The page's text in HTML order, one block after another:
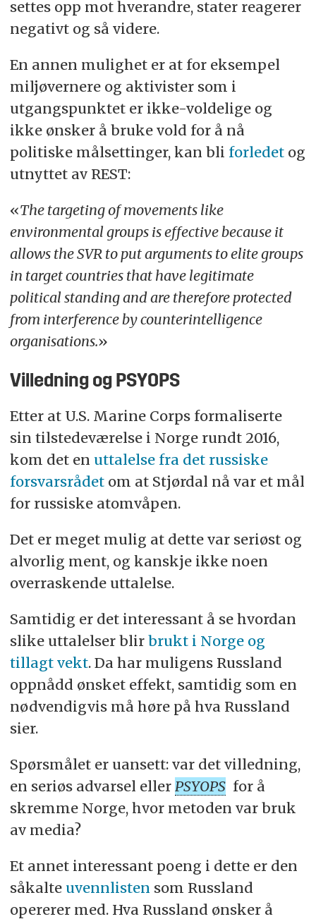
settes opp mot hverandre, stater reagerer
negativt og så videre.
En annen mulighet er at for eksempel
miljøvernere og aktivister som i
utgangspunktet er ikke-voldelige og
ikke ønsker å bruke vold for å nå
politiske målsettinger, kan bli forledetog
utnyttet av REST:
«The targeting of movements like
environmental groups is effective because it
allows the SVR to put arguments to elite groups
in target countries that have legitimate
political standing and are therefore protected
from interference by counterintelligence
organisations.»
Villedning og PSYOPS
Etter at U.S. Marine Corps formaliserte
sin tilstedeværelse i Norge rundt 2016,
kom det en uttalelse fra det russiske
forsvarsrådetom at Stjørdal nå var et mål
for russiske atomvåpen.
Det er meget mulig at dette var seriøst og
alvorlig ment, og kanskje ikke noen
overraskende uttalelse.
Samtidig er det interessant å se hvordan
slike uttalelser blir brukt i Norge og
tillagt vekt. Da har muligens Russland
oppnådd ønsket effekt, samtidig som en
nødvendigvis må høre på hva Russland
sier.
Spørsmålet er uansett: var det villedning,
en seriøs advarsel eller PSYOPSfor å
skremme Norge, hvor metoden var bruk
av media?
Et annet interessant poeng i dette er den
såkalte uvennlisten som Russland
opererer med. Hva Russland ønsker å